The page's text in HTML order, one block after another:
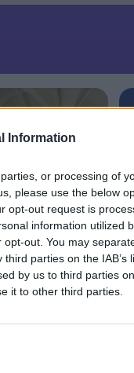
Information
or processing of
please use the below
opt-out request is
information utilized
out. You may
parties on the IAB’s
by us to third parties
it to other third parties.